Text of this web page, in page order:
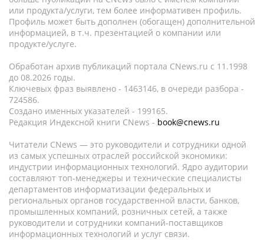
или продукта/услуги, тем более информативен профиль.
Профиль может быть дополнен (обогащен) дополнительной
информацией, в т.ч. презентацией о компании или
продукте/услуге.
Обработан архив публикаций портала CNews.ru c 11.1998
до 08.2026 годы.
Ключевых фраз выявлено - 1463146, в очереди разбора -
724586.
Создано именных указателей - 199165.
Редакция Индексной книги CNews - book@cnews.ru
Читатели CNews — это руководители и сотрудники одной
из самых успешных отраслей российской экономики:
индустрии информационных технологий. Ядро аудитории
составляют топ-менеджеры и технические специалисты
департаментов информатизации федеральных и
региональных органов государственной власти, банков,
промышленных компаний, розничных сетей, а также
руководители и сотрудники компаний-поставщиков
информационных технологий и услуг связи.